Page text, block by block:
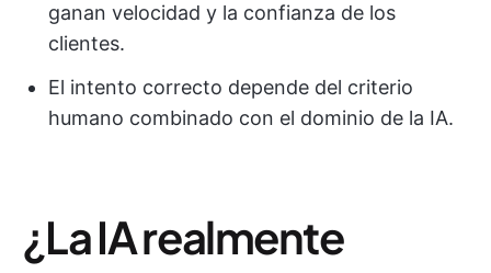
ganan velocidad y la confianza de los
clientes.
El intento correcto depende del criterio
humano combinado con el dominio de la IA.
¿La IA realmente